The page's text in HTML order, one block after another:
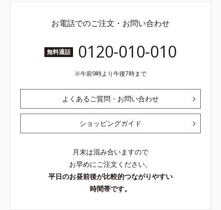
お電話でのご注文・お問い合わせ
無料通話 0120-010-010
午前9時より午後7時まで
よくあるご質問・お問い合わせ
ショッピングガイド
月末は混み合いますので
お早めにご注文ください。
平日のお昼前後が比較的つながりやすい
時間帯です。